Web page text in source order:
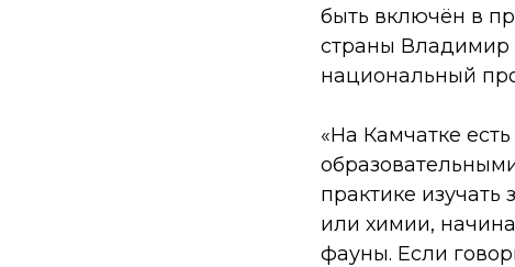
быть включён в
страны Владимир
национальный
«На Камчатке
практике
или химии,
фауны. Если